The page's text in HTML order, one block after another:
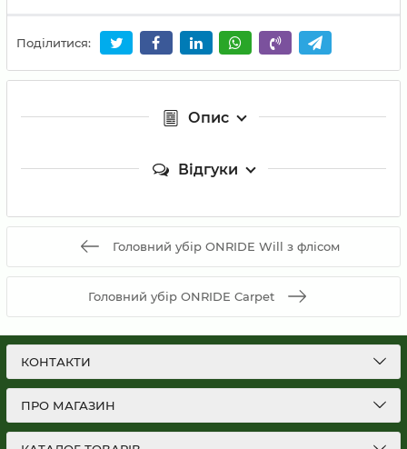
Поділитися:
Опис
Відгуки
Головний убір ONRIDE Will з флісом
Головний убір ONRIDE Carpet
КОНТАКТИ
ПРО МАГАЗИН